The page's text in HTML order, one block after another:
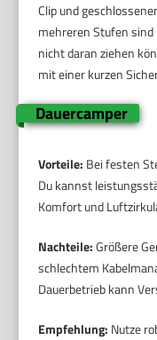
Clip und
mehreren Stufen sind
nicht daran ziehen
mit einer kurzen
Dauercamper
Vorteile: Bei festen
Du kannst
Komfort und
Nachteile:Größere
schlechtem
Dauerbetrieb kann
Empfehlung: Nutze